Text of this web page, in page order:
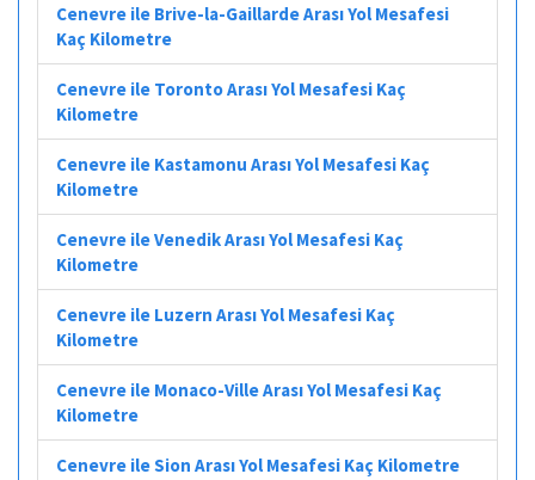
Cenevre ile Brive-la-Gaillarde Arası Yol Mesafesi
Kaç Kilometre
Cenevre ile Toronto Arası Yol Mesafesi Kaç
Kilometre
Cenevre ile Kastamonu Arası Yol Mesafesi Kaç
Kilometre
Cenevre ile Venedik Arası Yol Mesafesi Kaç
Kilometre
Cenevre ile Luzern Arası Yol Mesafesi Kaç
Kilometre
Cenevre ile Monaco-Ville Arası Yol Mesafesi Kaç
Kilometre
Cenevre ile Sion Arası Yol Mesafesi Kaç Kilometre